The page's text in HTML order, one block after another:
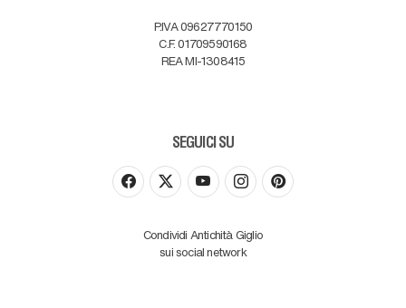
P.IVA 09627770150
C.F. 01709590168
REA MI-1308415
SEGUICI SU
Condividi Antichità Giglio
sui social network